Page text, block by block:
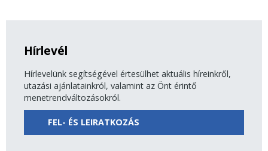
Hírlevél
Hírlevelünk segítségével értesülhet aktuális híreinkről,
utazási ajánlatainkról, valamint az Önt érintő
menetrendváltozásokról.
FEL- ÉS LEIRATKOZÁS